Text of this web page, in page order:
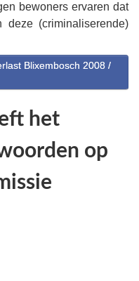
bewoners ervaren dat
(criminaliserende)
Blixembosch 2008 /
het
op